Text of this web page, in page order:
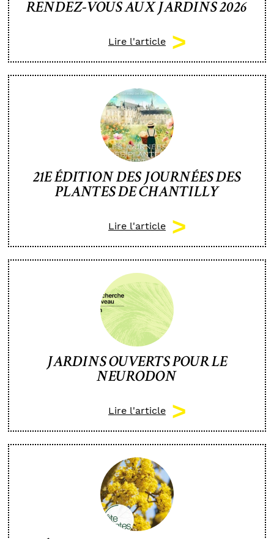
RENDEZ-VOUS AUX JARDINS 2026
Lire l'article
21E ÉDITION DES JOURNÉES DES
PLANTES DE CHANTILLY
Lire l'article
JARDINS OUVERTS POUR LE
NEURODON
Lire l'article